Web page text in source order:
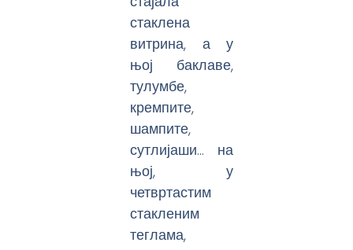
стаклена
витрина, а у
њој баклаве,
тулумбе,
кремпите,
шампите,
сутлијаши… на
њој, у
четвртастим
стакленим
теглама,